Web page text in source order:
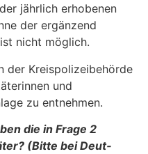
jährlich erhobenen
der er­gänzend
nicht möglich.
der Kreispolizeibehörde
und
zu entnehmen.
die in Frage 2
(Bitte bei Deut­